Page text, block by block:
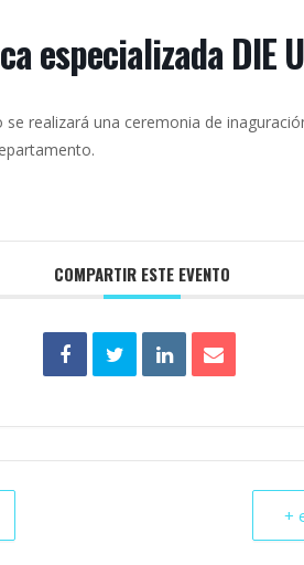
especializada DIE
realizará una ceremonia de
COMPARTIR ESTE EVENTO
+